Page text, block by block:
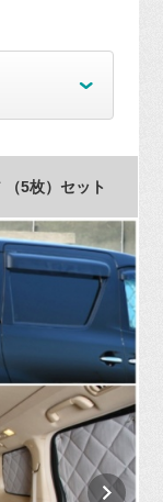
5枚）セット